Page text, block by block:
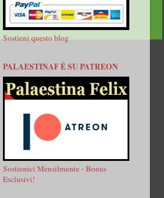
Sostieni questo blog
PALAESTINAF É SU PATREON
Sostienici Mensilmente - Bonus
Esclusivi!